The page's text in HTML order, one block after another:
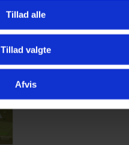
Tillad alle
Tillad valgte
Afvis